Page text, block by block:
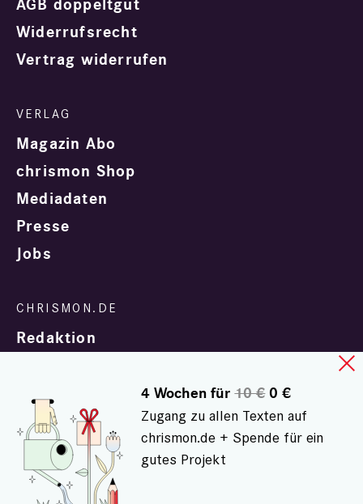
AGB doppeltgut
Widerrufsrecht
Vertrag widerrufen
Magazin Abo
chrismon Shop
Mediadaten
Presse
Jobs
Redaktion
In Zusammenarbeit mit
4 Wochen für10 €0 €
Zugang zu allen Texten auf
chrismon.de + Spende für ein
gutes Projekt